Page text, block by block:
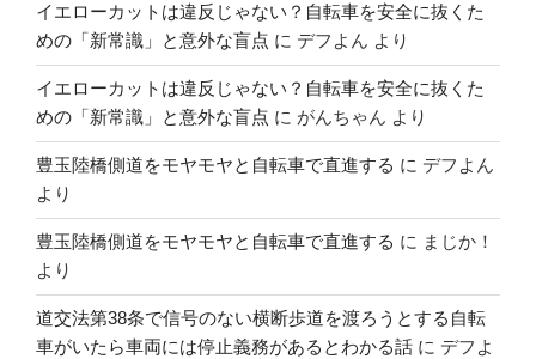
イエローカットは違反じゃない？自転車を安全に抜くた
めの「新常識」と意外な盲点 に デフよん より
イエローカットは違反じゃない？自転車を安全に抜くた
めの「新常識」と意外な盲点 に がんちゃん より
豊玉陸橋側道をモヤモヤと自転車で直進する に デフよん
より
豊玉陸橋側道をモヤモヤと自転車で直進する に まじか！
より
道交法第38条で信号のない横断歩道を渡ろうとする自転
車がいたら車両には停止義務があるとわかる話 に デフよ